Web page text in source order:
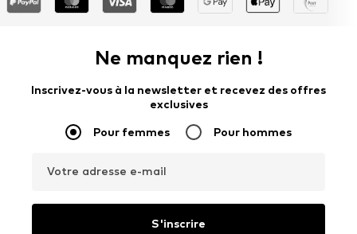
Ne manquez rien !
Inscrivez-vous à la newsletter et recevez des offres
exclusives
Pour femmes Pour hommes
Votre adresse e-mail
S'inscrire